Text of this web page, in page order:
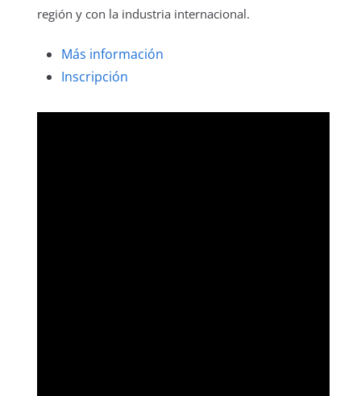
región y con la industria internacional.
Más información
Inscripción